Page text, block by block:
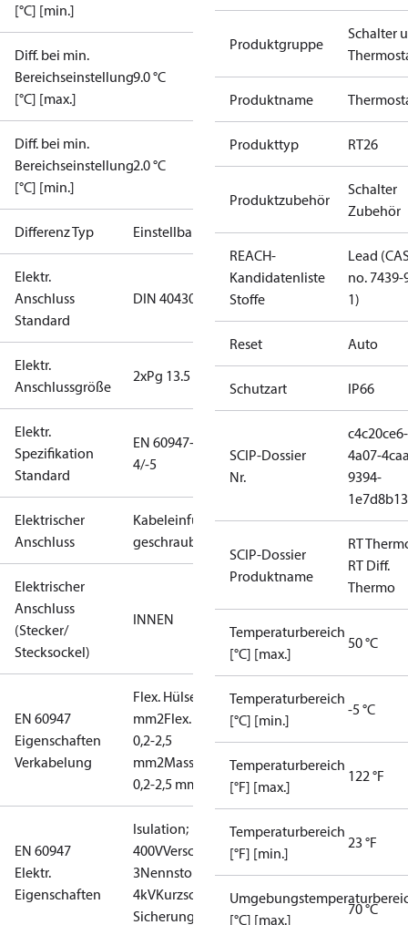
[°C] [min.]
Diff. bei min.
Bereichseinstellung
[°C] [max.]
9.0 °C
Diff. bei min.
Bereichseinstellung
[°C] [min.]
2.0 °C
Differenz Typ Einstellbar
Elektr.
Anschluss
Standard
DIN 40430
Elektr.
Anschlussgröße
2xPg 13.5
Elektr.
Spezifikation
Standard
EN 60947-
4/-5
Elektrischer
Anschluss
Kabeleinführung
geschraubt
Elektrischer
Anschluss
(Stecker/
Stecksockel)
INNEN
EN 60947
Eigenschaften
Verkabelung
Flex. Hülsen: 0,2-1,5
mm2Flex. keine Hülsen:
0,2-2,5
mm2Massiv-/Litzendraht:
0,2-2,5 mm2
EN 60947
Elektr.
Eigenschaften
Isulation;
400VVerschmutzungsgrad:
3Nennstoßspannung:
4kVKurzschlussschutz,
Sicherung: 10A
Produktgruppe
Schalter
Produktname
Produkttyp RT26
Produktzubehör
Schalter
Zubehör
REACH-
Kandidatenliste
Stoffe
Lead
no. 7439-
1)
Reset Auto
Schutzart IP66
SCIP-Dossier
Nr.
c4c20ce6-
4a07-
9394-
SCIP-Dossier
Produktname
RT
RT Diff.
Thermo
Temperaturbereich
[°C] [max.]
50 °C
Temperaturbereich
[°C] [min.]
-5 °C
Temperaturbereich
[°F] [max.]
122 °F
Temperaturbereich
[°F] [min.]
23 °F
[°C] [max.]
70 °C